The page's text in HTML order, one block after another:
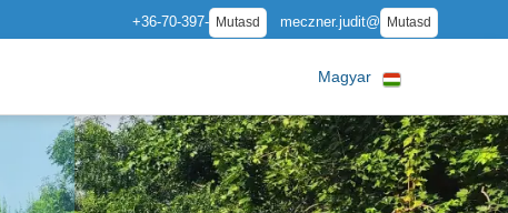
+36-70-397- Mutasd meczner.judit@ Mutasd
Magyar